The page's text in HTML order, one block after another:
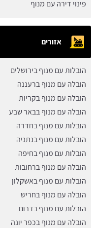
פינוי דירה עם מנוף
אזורים
הובלות עם מנוף בירושלים
הובלה עם מנוף ברעננה
הובלה עם מנוף בקריות
הובלה עם מנוף בבאר שבע
הובלות עם מנוף בחדרה
הובלות עם מנוף בנתניה
הובלות עם מנוף בחיפה
הובלה עם מנוף ברחובות
הובלות עם מנוף באשקלון
הובלה עם מנוף בחריש
הובלות עם מנוף בדרום
הובלה עם מנוף בכפר יונה